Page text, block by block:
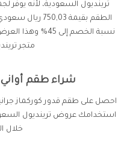
ترينديول السعودية، لأنه يوفر
نسبة الخصم إلى
متجر
شراء طقم أواني
استخدامك عروض ترينديول
خلال